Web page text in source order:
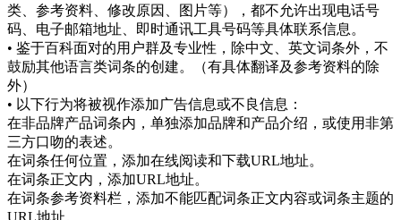
类、参考资料、修改原因、图片等），都不允许出现电话号
码、电子邮箱地址、即时通讯工具号码等具体联系信息。
• 鉴于百科面对的用户群及专业性，除中文、英文词条外，不
鼓励其他语言类词条的创建。（有具体翻译及参考资料的除
外）
• 以下行为将被视作添加广告信息或不良信息：
在非品牌产品词条内，单独添加品牌和产品介绍，或使用非第
三方口吻的表述。
在词条任何位置，添加在线阅读和下载URL地址。
在词条正文内，添加URL地址。
在词条参考资料栏，添加不能匹配词条正文内容或词条主题的
URL地址。